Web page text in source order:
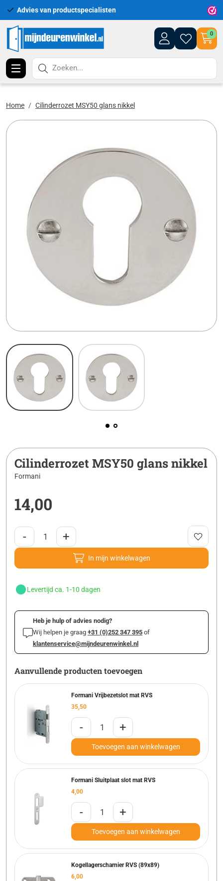
Advies van productspecialisten
0
Zoeken...
Home Cilinderrozet MSY50 glans nikkel
Cilinderrozet MSY50 glans nikkel
Formani
14,00
- +
In mijn winkelwagen
Levertijd ca. 1-10 dagen
Heb je hulp of advies nodig?
Wij helpen je graag +31 (0)252 347 395 of
klantenservice@mijndeurenwinkel.nl
Aanvullende producten toevoegen
Formani Vrijbezetslot mat RVS
35,50
- +
Toevoegen aan winkelwagen
Formani Sluitplaat slot mat RVS
4,00
- +
Toevoegen aan winkelwagen
Kogellagerscharnier RVS (89x89)
6,00